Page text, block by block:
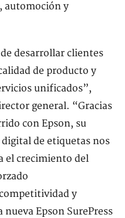
automoción y
desarrollar clientes
de producto y
unificados”,
general. “Gracias
con Epson, su
de etiquetas nos
el crecimiento del
y
Epson SurePress